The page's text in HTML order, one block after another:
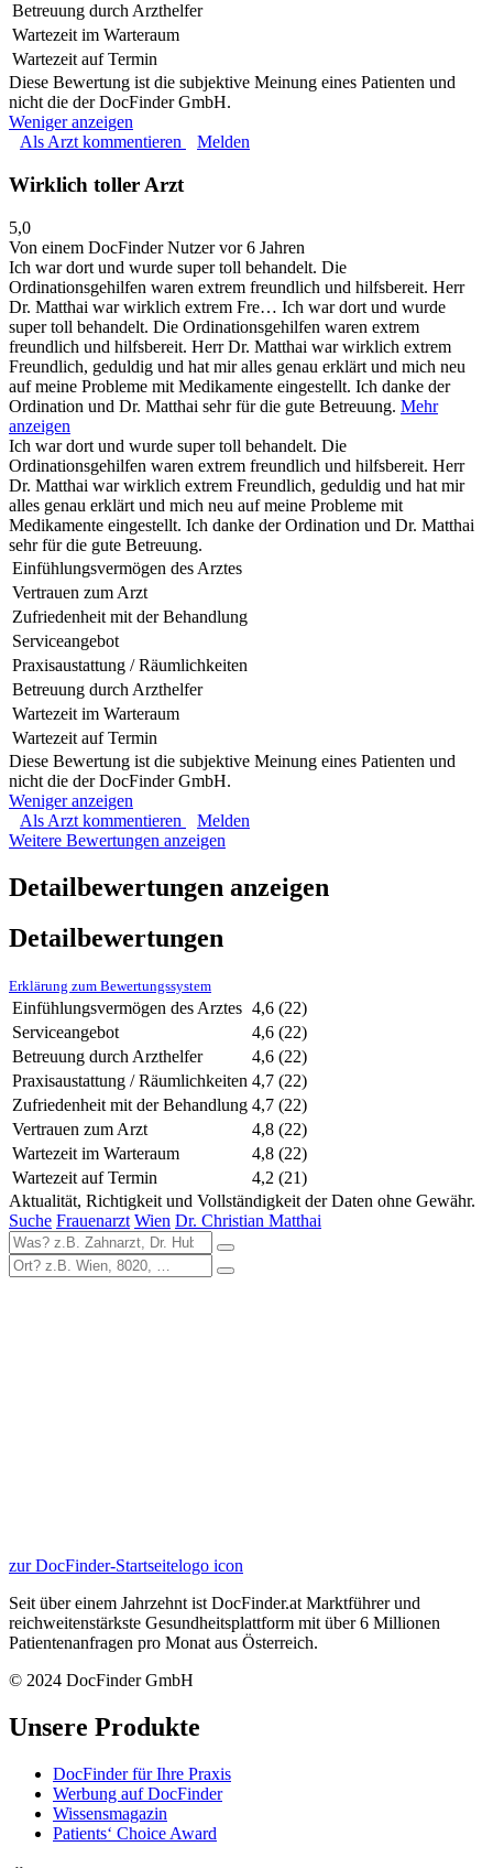
Betreuung durch Arzthelfer
Wartezeit im Warteraum
Wartezeit auf Termin
Diese Bewertung ist die subjektive Meinung eines Patienten und
nicht die der DocFinder GmbH.
Weniger anzeigen
Als Arzt kommentieren
Melden
Wirklich toller Arzt
5,0
Von einem DocFinder Nutzervor 6 Jahren
Ich war dort und wurde super toll behandelt. Die
Ordinationsgehilfen waren extrem freundlich und hilfsbereit. Herr
Dr. Matthai war wirklich extrem Fre… Ich war dort und wurde
super toll behandelt. Die Ordinationsgehilfen waren extrem
freundlich und hilfsbereit. Herr Dr. Matthai war wirklich extrem
Freundlich, geduldig und hat mir alles genau erklärt und mich neu
auf meine Probleme mit Medikamente eingestellt. Ich danke der
Ordination und Dr. Matthai sehr für die gute Betreuung. Mehr
anzeigen
Ich war dort und wurde super toll behandelt. Die
Ordinationsgehilfen waren extrem freundlich und hilfsbereit. Herr
Dr. Matthai war wirklich extrem Freundlich, geduldig und hat mir
alles genau erklärt und mich neu auf meine Probleme mit
Medikamente eingestellt. Ich danke der Ordination und Dr. Matthai
sehr für die gute Betreuung.
Einfühlungsvermögen des Arztes
Vertrauen zum Arzt
Zufriedenheit mit der Behandlung
Serviceangebot
Praxisaustattung / Räumlichkeiten
Betreuung durch Arzthelfer
Wartezeit im Warteraum
Wartezeit auf Termin
Diese Bewertung ist die subjektive Meinung eines Patienten und
nicht die der DocFinder GmbH.
Weniger anzeigen
Als Arzt kommentieren
Melden
Weitere Bewertungen anzeigen
Detailbewertungen anzeigen
Detailbewertungen
Erklärung zum Bewertungssystem
Einfühlungsvermögen des Arztes 4,6 (22)
Serviceangebot
4,6 (22)
Betreuung durch Arzthelfer
4,6 (22)
Praxisaustattung / Räumlichkeiten 4,7 (22)
Zufriedenheit mit der Behandlung 4,7 (22)
Vertrauen zum Arzt
4,8 (22)
Wartezeit im Warteraum
4,8 (22)
Wartezeit auf Termin
4,2 (21)
Aktualität, Richtigkeit und Vollständigkeit der Daten ohne Gewähr.
Suche Frauenarzt Wien Dr. Christian Matthai
zur DocFinder-Startseitelogo icon
Seit über einem Jahrzehnt ist DocFinder.at Marktführer und
reichweitenstärkste Gesundheitsplattform mit über 6 Millionen
Patientenanfragen pro Monat aus Österreich.
© 2024 DocFinder GmbH
Unsere Produkte
DocFinder für Ihre Praxis
Werbung auf DocFinder
Wissensmagazin
Patients‘ Choice Award